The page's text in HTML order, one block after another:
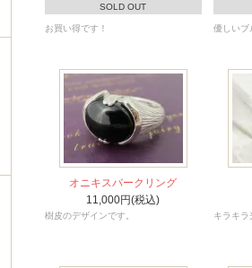
SOLD OUT
お買い得です！ 優しいブ
オニキスバークリング
11,000円(税込)
樹皮のデザインです。 キラキラ